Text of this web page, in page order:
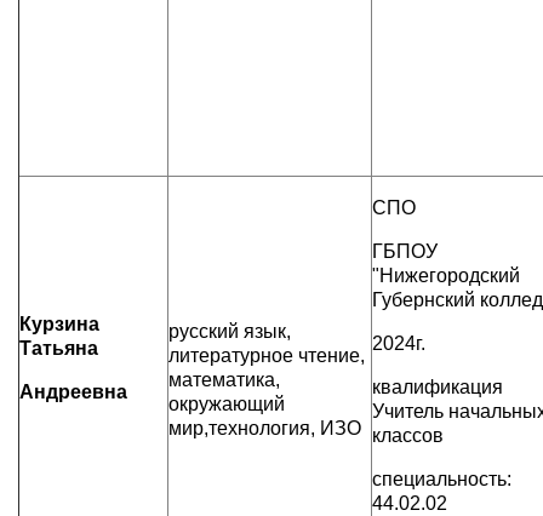
Курзина
Татьяна
Андреевна
русский язык,
литературное чтение,
математика,
окружающий
мир,технология, ИЗО
СПО
ГБПОУ
"Нижегородский
Губернский
2024г.
квалификация
Учитель
классов
специальность:
44.02.02